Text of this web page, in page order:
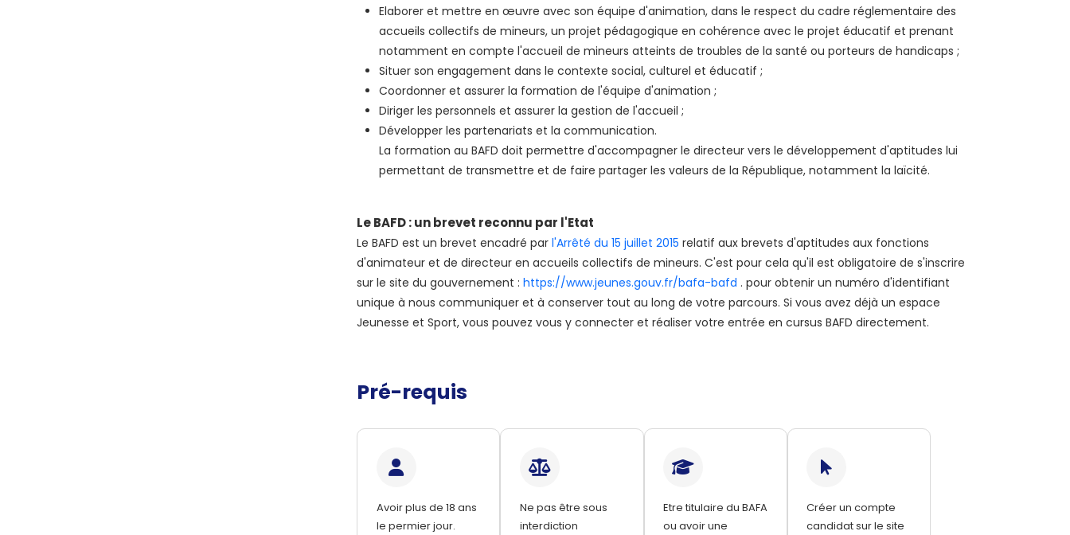
Elaborer et mettre en œuvre avec son équipe d'animation, dans le respect du cadre réglementaire des
accueils collectifs de mineurs, un projet pédagogique en cohérence avec le projet éducatif et prenant
notamment en compte l'accueil de mineurs atteints de troubles de la santé ou porteurs de handicaps ;
Situer son engagement dans le contexte social, culturel et éducatif ;
Coordonner et assurer la formation de l'équipe d'animation ;
Diriger les personnels et assurer la gestion de l'accueil ;
Développer les partenariats et la communication.
La formation au BAFD doit permettre d'accompagner le directeur vers le développement d'aptitudes lui
permettant de transmettre et de faire partager les valeurs de la République, notamment la laïcité.
Le BAFD : un brevet reconnu par l'Etat
Le BAFD est un brevet encadré parl'Arrêté du 15 juillet 2015relatif aux brevets d'aptitudes aux fonctions
d'animateur et de directeur en accueils collectifs de mineurs. C'est pour cela qu'il est obligatoire de s'inscrire
sur le site du gouvernement :https://www.jeunes.gouv.fr/bafa-bafd . pour obtenir un numéro d'identifiant
unique à nous communiquer et à conserver tout au long de votre parcours. Si vous avez déjà un espace
Jeunesse et Sport, vous pouvez vous y connecter et réaliser votre entrée en cursus BAFD directement.
Pré-requis
Avoir plus de 18 ans
le permier jour.
Ne pas être sous
interdiction
Etre titulaire du BAFA
ou avoir une
Créer un compte
candidat sur le site